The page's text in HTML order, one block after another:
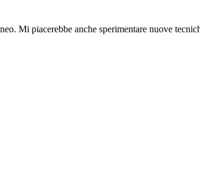
Mi piacerebbe anche sperimentare nuove